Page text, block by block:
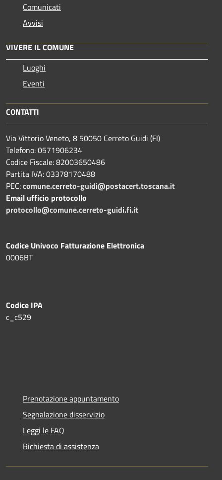
Comunicati
Avvisi
VIVERE IL COMUNE
Luoghi
Eventi
CONTATTI
Via Vittorio Veneto, 8 50050 Cerreto Guidi (FI)
Telefono: 0571906234
Codice Fiscale: 82003650486
Partita IVA: 03378170488
PEC:comune.cerreto-guidi@postacert.toscana.it
Email ufficio protocollo
protocollo@comune.cerreto-guidi.fi.it
Codice Univoco Fatturazione Elettronica
0006BT
Codice IPA
c_c529
Prenotazione appuntamento
Segnalazione disservizio
Leggi le FAQ
Richiesta di assistenza